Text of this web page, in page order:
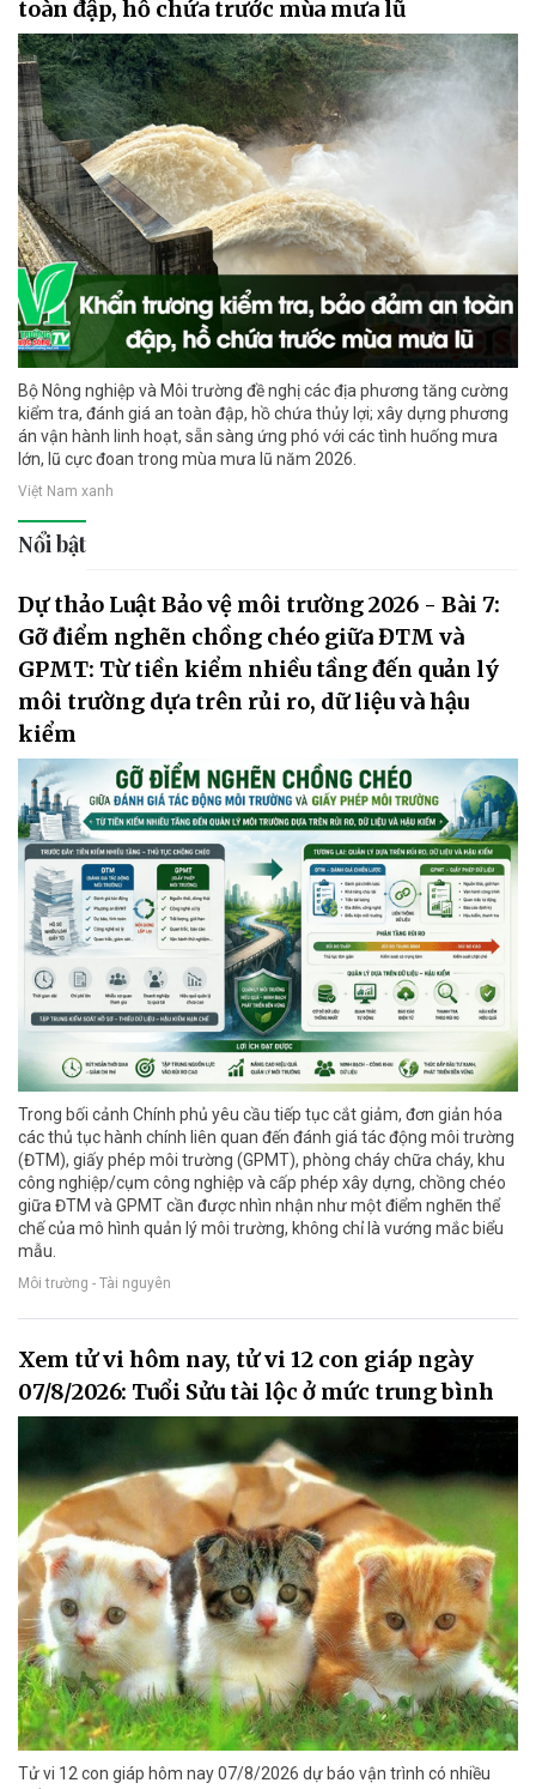
toàn đập, hồ chứa trước mùa mưa lũ
Bộ Nông nghiệp và Môi trường đề nghị các địa phương tăng cường
kiểm tra, đánh giá an toàn đập, hồ chứa thủy lợi; xây dựng phương
án vận hành linh hoạt, sẵn sàng ứng phó với các tình huống mưa
lớn, lũ cực đoan trong mùa mưa lũ năm 2026.
Việt Nam xanh
Nổi bật
Dự thảo Luật Bảo vệ môi trường 2026 - Bài 7:
Gỡ điểm nghẽn chồng chéo giữa ĐTM và
GPMT: Từ tiền kiểm nhiều tầng đến quản lý
môi trường dựa trên rủi ro, dữ liệu và hậu
kiểm
Trong bối cảnh Chính phủ yêu cầu tiếp tục cắt giảm, đơn giản hóa
các thủ tục hành chính liên quan đến đánh giá tác động môi trường
(ĐTM), giấy phép môi trường (GPMT), phòng cháy chữa cháy, khu
công nghiệp/cụm công nghiệp và cấp phép xây dựng, chồng chéo
giữa ĐTM và GPMT cần được nhìn nhận như một điểm nghẽn thể
chế của mô hình quản lý môi trường, không chỉ là vướng mắc biểu
mẫu.
Môi trường - Tài nguyên
Xem tử vi hôm nay, tử vi 12 con giáp ngày
07/8/2026: Tuổi Sửu tài lộc ở mức trung bình
Tử vi 12 con giáp hôm nay 07/8/2026 dự báo vận trình có nhiều